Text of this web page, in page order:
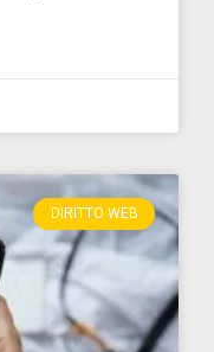
DIRITTO WEB